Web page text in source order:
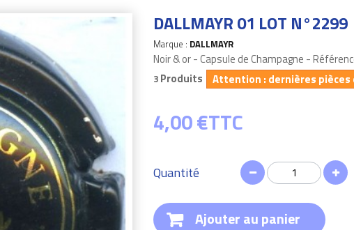
DALLMAYR 01 LOT N°2299
Marque : DALLMAYR
Noir & or - Capsule de Champagne -
3 Produits Attention : dernières pièces
4,00 €TTC
Quantité
Ajouter au panier